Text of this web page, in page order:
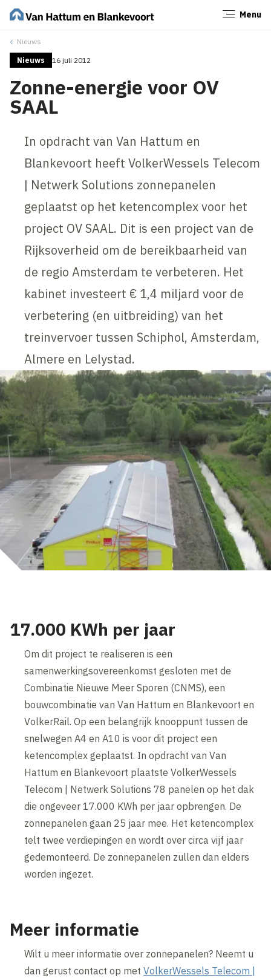
Menu
Nieuws
Nieuws 16 juli 2012
Zonne-energie voor OV
SAAL
In opdracht van Van Hattum en
Blankevoort heeft VolkerWessels Telecom
| Netwerk Solutions zonnepanelen
geplaatst op het ketencomplex voor het
project OV SAAL. Dit is een project van de
Rijksoverheid om de bereikbaarheid van
de regio Amsterdam te verbeteren. Het
kabinet investeert € 1,4 miljard voor de
verbetering (en uitbreiding) van het
treinvervoer tussen Schiphol, Amsterdam,
Almere en Lelystad.
17.000 KWh per jaar
Om dit project te realiseren is een
samenwerkingsovereenkomst gesloten met de
Combinatie Nieuwe Meer Sporen (CNMS), een
bouwcombinatie van Van Hattum en Blankevoort en
VolkerRail. Op een belangrijk knooppunt tussen de
snelwegen A4 en A10 is voor dit project een
ketencomplex geplaatst. In opdracht van Van
Hattum en Blankevoort plaatste VolkerWessels
Telecom | Netwerk Solutions 78 panelen op het dak
die ongeveer 17.000 KWh per jaar opbrengen. De
zonnepanelen gaan 25 jaar mee. Het ketencomplex
telt twee verdiepingen en wordt over circa vijf jaar
gedemonteerd. De zonnepanelen zullen dan elders
worden ingezet.
Meer informatie
Wilt u meer informatie over zonnepanelen? Neemt u
dan gerust contact op metVolkerWessels Telecom |
Sluiten